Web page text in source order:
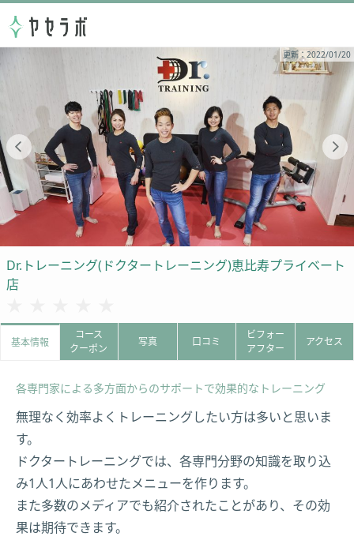
更新：2022/01/20
Dr.トレーニング(ドクタートレーニング)恵比寿プライベート
店
基本情報
コース
クーポン
写真 口コミ
ビフォー
アフター
アクセス
各専門家による多方面からのサポートで効果的なトレーニング
無理なく効率よくトレーニングしたい方は多いと思いま
す。
ドクタートレーニングでは、各専門分野の知識を取り込
み1人1人にあわせたメニューを作ります。
また多数のメディアでも紹介されたことがあり、その効
果は期待できます。